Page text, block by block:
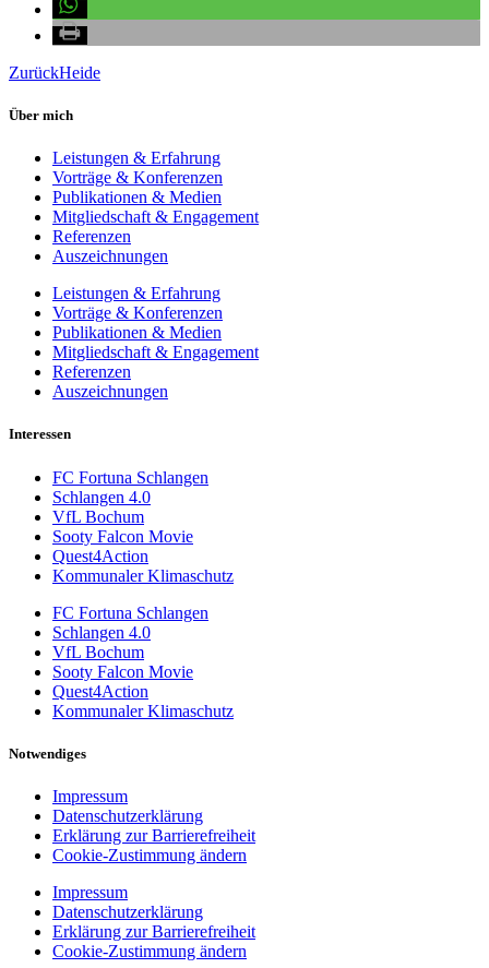
ZurückHeide
Über mich
Leistungen & Erfahrung
Vorträge & Konferenzen
Publikationen & Medien
Mitgliedschaft & Engagement
Referenzen
Auszeichnungen
Leistungen & Erfahrung
Vorträge & Konferenzen
Publikationen & Medien
Mitgliedschaft & Engagement
Referenzen
Auszeichnungen
Interessen
FC Fortuna Schlangen
Schlangen 4.0
VfL Bochum
Sooty Falcon Movie
Quest4Action
Kommunaler Klimaschutz
FC Fortuna Schlangen
Schlangen 4.0
VfL Bochum
Sooty Falcon Movie
Quest4Action
Kommunaler Klimaschutz
Notwendiges
Impressum
Datenschutzerklärung
Erklärung zur Barrierefreiheit
Cookie-Zustimmung ändern
Impressum
Datenschutzerklärung
Erklärung zur Barrierefreiheit
Cookie-Zustimmung ändern